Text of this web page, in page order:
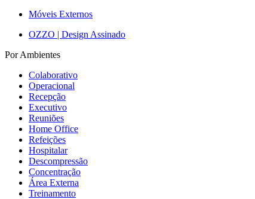
Móveis Externos
OZZO | Design Assinado
Por Ambientes
Colaborativo
Operacional
Recepção
Executivo
Reuniões
Home Office
Refeições
Hospitalar
Descompressão
Concentração
Área Externa
Treinamento